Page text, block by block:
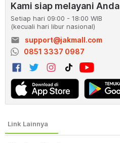
Kami siap melayani Anda
Setiap hari 09:00 - 18:00 WIB
(kecuali hari libur nasional)
email
support@jakmall.com
0851 3337 0987